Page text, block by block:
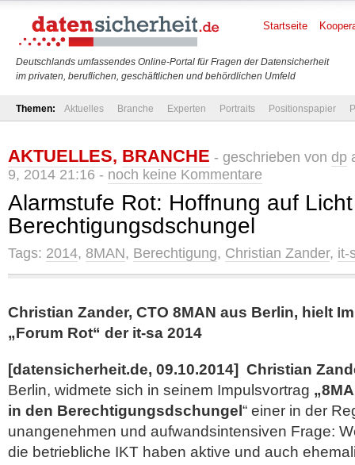
Deutschlands umfassendes Online-Portal für Fragen der Datensicherheit
im privaten, beruflichen, geschäftlichen und behördlichen Umfeld
Startseite
Themen: Aktuelles Branche Experten Portraits Positionspapier
AKTUELLES, BRANCHE - geschrieben von dp
9, 2014 21:16 - noch keine Kommentare
Alarmstufe Rot: Hoffnung auf
Berechtigungsdschungel
Tags: 2014, 8MAN, Berechtigung, Christian Zander, it-
Christian Zander, CTO 8MAN aus Berlin, hielt
„Forum Rot“ der it-sa 2014
[datensicherheit.de, 09.10.2014]
Christian
Berlin, widmete sich in seinem Impulsvortrag
in den Berechtigungsdschungel “ einer in der
unangenehmen und aufwandsintensiven Frage:
die betriebliche IKT haben aktive und auch